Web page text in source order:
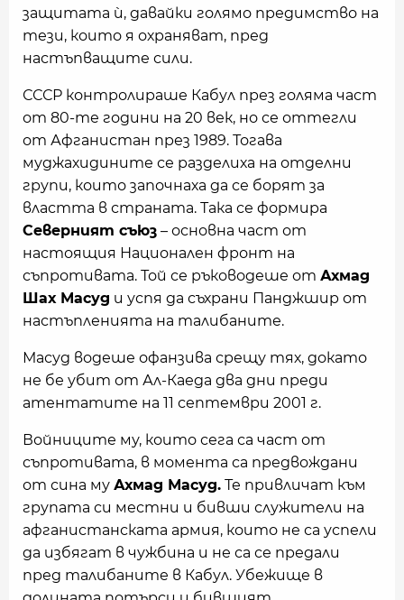
защитата ѝ, давайки голямо предимство на
тези, които я охраняват, пред
настъпващите сили.
СССР контролираше Кабул през голяма част
от 80-те години на 20 век, но се оттегли
от Афганистан през 1989. Тогава
муджахидините се разделиха на отделни
групи, които започнаха да се борят за
властта в страната. Така се формира
Северният съюз – основна част от
настоящия Национален фронт на
съпротивата. Той се ръководеше от Ахмад
Шах Масуд и успя да съхрани Панджшир от
настъпленията на талибаните.
Масуд водеше офанзива срещу тях, докато
не бе убит от Ал-Каеда два дни преди
атентатите на 11 септември 2001 г.
Войниците му, които сега са част от
съпротивата, в момента са предвождани
от сина му Ахмад Масуд. Те привличат към
групата си местни и бивши служители на
афганистанската армия, които не са успели
да избягат в чужбина и не са се предали
пред талибаните в Кабул. Убежище в